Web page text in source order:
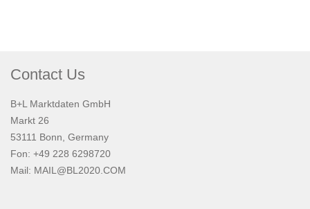
Contact Us
B+L Marktdaten GmbH
Markt 26
53111 Bonn, Germany
Fon: +49 228 6298720
Mail: MAIL@BL2020.COM